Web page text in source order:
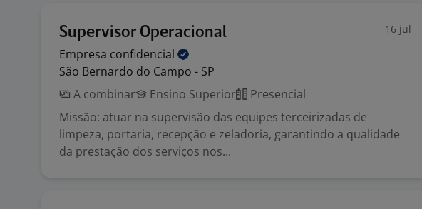
Supervisor Operacional 16 jul
Empresa confidencial
São Bernardo do Campo - SP
A combinar
Ensino Superior
Presencial
Missão: atuar na supervisão das equipes terceirizadas de
limpeza, portaria, recepção e zeladoria, garantindo a qualidade
da prestação dos serviços nos...